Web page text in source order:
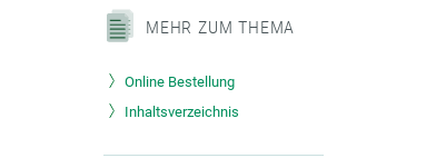
MEHR ZUM THEMA
Online Bestellung
Inhaltsverzeichnis